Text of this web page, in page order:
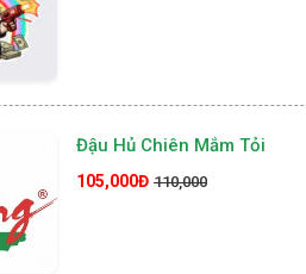
Đậu Hủ Chiên Mắm Tỏi
105,000Đ 110,000